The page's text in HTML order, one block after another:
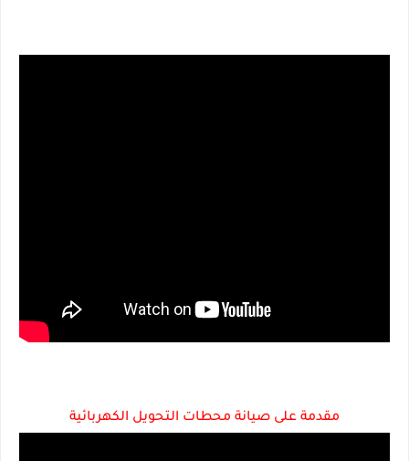
مقدمة على صيانة محطات التحويل الكهربائية